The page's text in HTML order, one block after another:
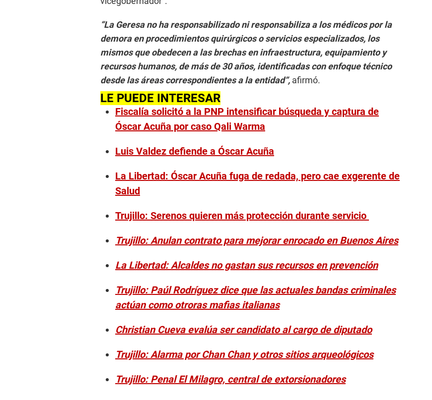
“La Geresa no ha responsabilizado ni responsabiliza a los médicos por la
demora en procedimientos quirúrgicos o servicios especializados, los
mismos que obedecen a las brechas en infraestructura, equipamiento y
recursos humanos, de más de 30 años, identificadas con enfoque técnico
desde las áreas correspondientes a la entidad”, afirmó.
LE PUEDE INTERESAR
Fiscalía solicitó a la PNP intensificar búsqueda y captura de
Óscar Acuña por caso Qali Warma
Luis Valdez defiende a Óscar Acuña
La Libertad: Óscar Acuña fuga de redada, pero cae exgerente de
Salud
Trujillo: Serenos quieren más protección durante servicio
Trujillo: Anulan contrato para mejorar enrocado en Buenos Aires
La Libertad: Alcaldes no gastan sus recursos en prevención
Trujillo: Paúl Rodríguez dice que las actuales bandas criminales
actúan como otroras mafias italianas
Christian Cueva evalúa ser candidato al cargo de diputado
Trujillo: Alarma por Chan Chan y otros sitios arqueológicos
Trujillo: Penal El Milagro, central de extorsionadores